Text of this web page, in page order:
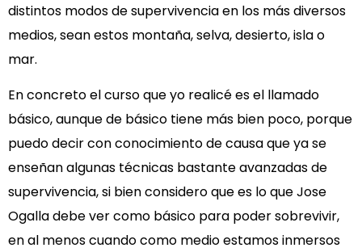
distintos modos de supervivencia en los más diversos
medios, sean estos montaña, selva, desierto, isla o
mar.
En concreto el curso que yo realicé es el llamado
básico, aunque de básico tiene más bien poco, porque
puedo decir con conocimiento de causa que ya se
enseñan algunas técnicas bastante avanzadas de
supervivencia, si bien considero que es lo que Jose
Ogalla debe ver como básico para poder sobrevivir,
en al menos cuando como medio estamos inmersos